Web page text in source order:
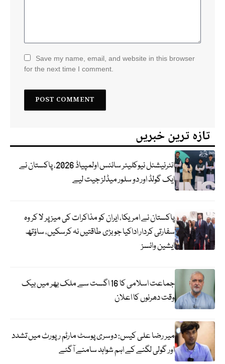
Save my name, email, and website in this browser
for the next time I comment.
تازہ ترین خبریں
انٹرنیشنل نیوکلیئر سائنس اولمپیاڈ 2026، پاکستان نے
ایک گولڈ اور دو سلور میڈلز جیت لیے
پاکستان نے امریکا، ایران کو مذاکرات کی میز پر لا کر وہ
سفارتی کردار اداکیا جو بڑی طاقتیں نہ کرسکیں، ساؤتھ
ایشین وائسز
جماعت اسلامی کا 16 اگست سے ملک بھر میں بیک
وقت دھرنوں کا اعلان
میر رضا علی کیس: دوسری پوسٹ مارٹم رپورٹ میں تشدد
اور گولی لگنے کے اہم شواہد سامنے آگئے